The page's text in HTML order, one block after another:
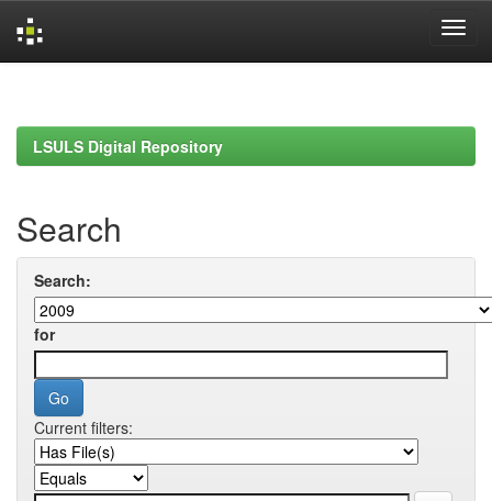
LSULS Digital Repository
Search
Search:
for
Current filters: